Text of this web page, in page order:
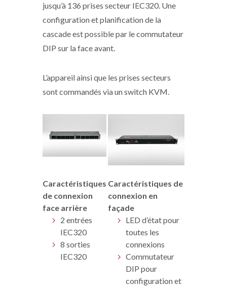
jusqu’à 136 prises secteur IEC320. Une
configuration et planification de la
cascade est possible par le commutateur
DIP sur la face avant.
L’appareil ainsi que les prises secteurs
sont commandés via un switch KVM.
Caractéristiques
de connexion
face arrière
Caractéristiques de
connexion en
façade
2 entrées
IEC320
8 sorties
IEC320
LED d’état pour
toutes les
connexions
Commutateur
DIP pour
configuration et